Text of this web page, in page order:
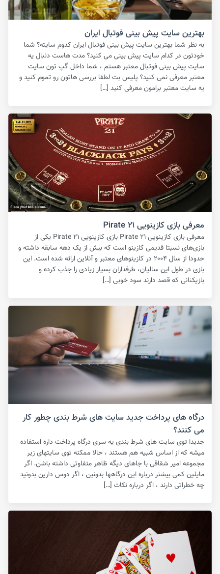
بهترین سایت پیش بینی فوتبال ایران
به نظر شما بهترین سایت پیش بینی فوتبال ایران کدوم سایته؟ شما
خودتون در کدام سایت پیش بینی می کنید؟ مدت هاست دنبال یه
سایت پیش بینی فوتبال معتبر هستم ، شما داخل گپ تون سایت
معتبر معرفی نمی کنید؟ پلیس بت لطفا بررسی هاتون رو تموم کنید و
یه سایت معتبر برامون معرفی کنید […]
معرفی بازی کازینویی Pirate ۲۱
معرفی بازی کازینویی Pirate ۲۱ بازی کازینویی Pirate ۲۱ یکی از
بازی‌های نسبتا قدیمی کازینو است که بیش از یک دهه سابقه داشته و
حدودا از سال ۲۰۰۴ در کازینوهای معتبر و آنلاین ارائه شده است. این
بازی در طول این سالیان، طرفداران بسیار زیادی را جذب کرده و
بازیکنانی که قصد دارند سود خوبی […]
درگاه های پرداخت جدید سایت های شرط بندی چطور کار
می کنند؟
جدیدا توی سایت های شرط بندی یه سری درگاه پرداخت داره استفاده
میشه که از اساس شبیه هم هستند ، حالا ممکنه توی سایتهای زیر
مجموعه امیر شقاقی با جاهای دیگه ظاهر متفاوتی داشته باشن. اگر
مایلین کمی بیشتر درباره این درگاهها بدونین ، اگر دوس دارین بدونید
چه خطراتی دارند ، اگر درباره نکات […]